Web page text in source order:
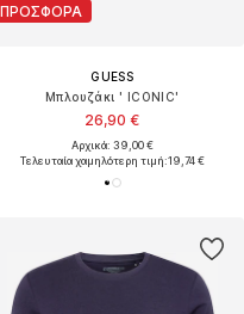
ΠΡΟΣΦΟΡΑ
GUESS
Μπλουζάκι ' ICONIC'
26,90 €
Αρχικά: 39,00 €
Τελευταία χαμηλότερη τιμή:19,74 €